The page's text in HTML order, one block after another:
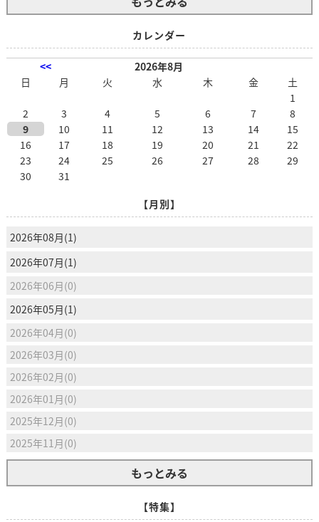
カレンダー
<<
2026年8月
日
月 火 水 木 金
土
1
2
3 4 5 6 7
8
9
10 11 12 13 14
15
16
17 18 19 20 21
22
23
24 25 26 27 28
29
30
31
【月別】
2026年08月(1)
2026年07月(1)
2026年06月(0)
2026年05月(1)
2026年04月(0)
2026年03月(0)
2026年02月(0)
2026年01月(0)
2025年12月(0)
2025年11月(0)
もっとみる
【特集】